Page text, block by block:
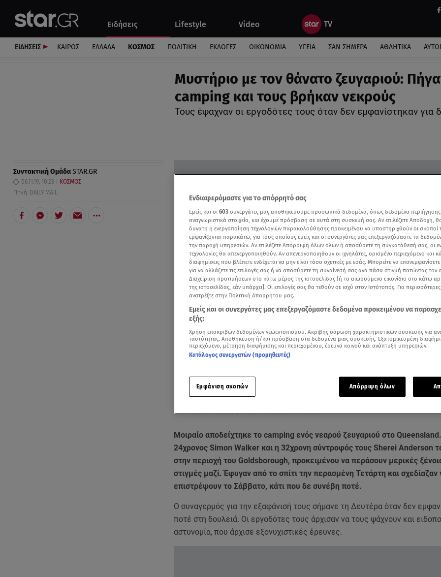
Ειδήσεις Lifestyle Video
Αυτοκίνητο
ΕΙΔΗΣΕΙΣ ΚΑΙΡΟΣ ΕΛΛΑΔΑ ΚΟΣΜΟΣ ΠΟΛΙΤΙΚΗ ΕΚΛΟΓΕΣ ΟΙΚΟΝΟΜΙΑ ΥΓΕΙΑ ΣΑΝ ΣΗΜΕΡΑ ΑΘΛΗΤΙΚΑ
Μυστήριο με τον θάνατο ζευγαριού:
camping και τους βρήκαν νεκρούς
Τους έψαχναν οι εργοδότες τους όταν δεν εμφανίστηκαν για
Συντακτική ΟμάδαSTAR.GR
06.11.19, 10:23
ΚΟΣΜΟΣ
Πηγή: DAILY MAIL
Δείτε περισσότερα άρθρα μας στην αναζήτηση σας
Πρόσθηκη star.gr στις επιλογές σας
Add star.gr on Google
Μοιραίο αποδείχτηκε το camping ενός νεαρού ζευγαριού στο
24χρονος Simon Walker και η 32χρονη σύντροφός τους Sherei Anderson
στην περιοχή του Goldsborough, προκειμένου να περάσουν μερικές
στιγμές μαζί. Έφυγαν από το σπίτι την περασμένη Τετάρτη και σχεδίαζαν
επιστρέψουν το Σάββατο, κάτι που δε συνέβη ποτέ.
Ο συναγερμός για την εξαφάνισή τους σήμανε τη Δευτέρα όταν δεν
ποτέ στη δουλειά. Οι εργοδότες τους άρχισαν να τους ψάχνουν και
αστυνομία, που άρχισε εξονυχιστικές έρευνες.
Ενδιαφερόμαστε για το απόρρητό σας
Εμείς και οι 603 συνεργάτες μας αποθηκεύουμε προσωπικά δεδομένα, όπως δεδομένα
αναγνωριστικά στοιχεία, και έχουμε πρόσβαση σε αυτά στη συσκευή σας. Αν επιλέξετε Αποδοχή,
δυνατή η ενεργοποίηση τεχνολογιών παρακολούθησης προκειμένου να υποστηριχθούν οι σκοποί
εμφανίζονται παρακάτω, για τους οποίους εμείς και οι συνεργάτες μας επεξεργαζόμαστε τα
την παροχή υπηρεσιών. Αν επιλέξετε Απόρριψη όλων όλων ή αποσύρετε τη συγκατάθεσή σας, οι
τεχνολογίες θα απενεργοποιηθούν. Αν απενεργοποιηθούν οι ιχνηλάτες, ορισμένο περιεχόμενο και
διαφημίσεις που βλέπετε ενδέχεται να μην είναι τόσο σχετικές με εσάς. Μπορείτε να
για να αλλάξετε τις επιλογές σας ή να αποσύρετε τη συναίνεσή σας ανά πάσα στιγμή πατώντας τον
Διαχείριση προτιμήσεων στο κάτω μέρος της ιστοσελίδας [ή το αιωρούμενο εικονίδιο στο κάτω
της ιστοσελίδας, εάν υπάρχει]. Οι επιλογές σας θα τεθούν σε ισχύ στον Ιστότοπος. Για
ανατρέξτε στην Πολιτική Απορρήτου μας.
Εμείς και οι συνεργάτες μας επεξεργαζόμαστε δεδομένα προκειμένου να
εξής:
Χρήση επακριβών δεδομένων γεωεντοπισμού. Ακριβής σάρωση χαρακτηριστικών συσκευής για
ταυτότητας. Αποθήκευση ή/και πρόσβαση στα δεδομένα μιας συσκευής. Εξατομικευμένη
περιεχόμενο, μέτρηση διαφήμισης και περιεχομένου, έρευνα κοινού και ανάπτυξη υπηρεσιών.
Κατάλογος συνεργατών (προμηθευτές)
Εμφάνιση σκοπών Απόρριψη όλων